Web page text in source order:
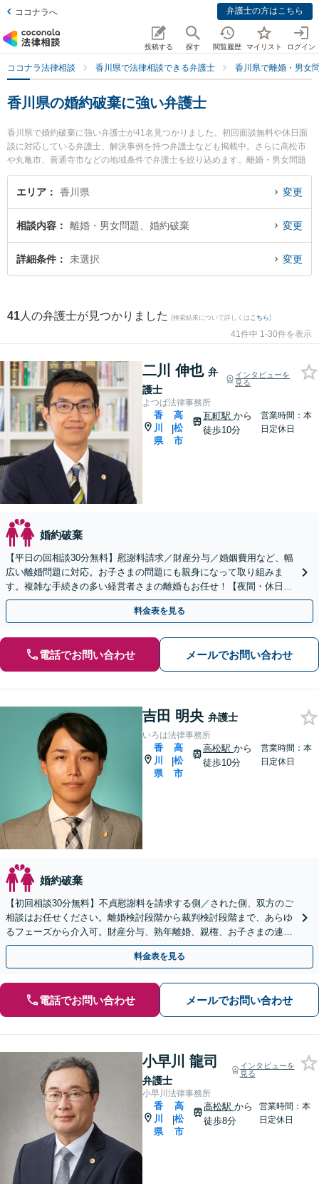
ココナラへ 弁護士の方はこちら
投稿する 探す 閲覧履歴 マイリスト ログイン
ココナラ法律相談 香川県で法律相談できる弁護士 香川県で離婚・男女
香川県の婚約破棄に強い弁護士
香川県で婚約破棄に強い弁護士が41名見つかりました。初回面談無料や休日面
談に対応している弁護士、解決事例を持つ弁護士なども掲載中。さらに高松市
や丸亀市、善通寺市などの地域条件で弁護士を絞り込めます。離婚・男女問題
に関係する財産分与や養育費、親権等の細かな分野での絞り込み検索もでき便
利です。特によつば法律事務所の二川 伸也弁護士やいろは法律事務所の吉田 明
棄のトラブルを今すぐに弁護士に相談したい』『婚約破棄のトラブル解決の実
績豊富な近くの弁護士を検索したい』『初回相談無料で婚約破棄を法律相談で
きる香川県内の弁護士に相談予約したい』などでお困りの相談者さんにおすす
エリア 香川県 変更
相談内容 離婚・男女問題、婚約破棄 変更
詳細条件 未選択 変更
41 人の弁護士が見つかりました (検索結果について詳しくは こちら)
41件中 1-30件を表示
二川 伸也 弁
護士
インタビューを
見る
よつば法律事務所
香
川
県
|
高
松
市
瓦町駅 から
徒歩10分
営業時間：本
日定休日
婚約破棄
【平日の回相談30分無料】慰謝料請求／財産分与／婚姻費用など、幅
広い離婚問題に対応。お子さまの問題にも親身になって取り組みま
す。複雑な手続きの多い経営者さまの離婚もお任せ！【夜間・休日相
談可】【個室完備】【瓦町駅10分】
料金表を見る
電話でお問い合わせ メールでお問い合わせ
吉田 明央 弁護士
いろは法律事務所
香
川
県
|
高
松
市
高松駅 から
徒歩10分
営業時間：本
日定休日
婚約破棄
【初回相談30分無料】不貞慰謝料を請求する側／された側、双方のご
相談はお任せください。離婚検討段階から裁判検討段階まで、あらゆ
るフェーズから介入可。財産分与、熟年離婚、親権、お子さまの連れ
去りなど幅広いご相談に対応【弁護士歴10年以上】
料金表を見る
電話でお問い合わせ メールでお問い合わせ
小早川 龍司
弁護士
インタビューを
見る
小早川法律事務所
香
川
県
|
高
松
市
高松駅から
徒歩8分
営業時間：本
日定休日